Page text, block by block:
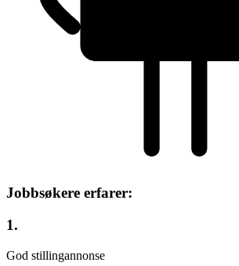
Jobbsøkere erfarer:
1.
God stillingannonse